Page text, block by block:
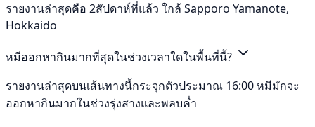
รายงานล่าสุดคือ 2สัปดาห์ที่แล้ว ใกล้ Sapporo Yamanote,
Hokkaido
หมีออกหากินมากที่สุดในช่วงเวลาใดในพื้นที่นี้?
รายงานล่าสุดบนเส้นทางนี้กระจุกตัวประมาณ 16:00 หมีมักจะ
ออกหากินมากในช่วงรุ่งสางและพลบค่ำ